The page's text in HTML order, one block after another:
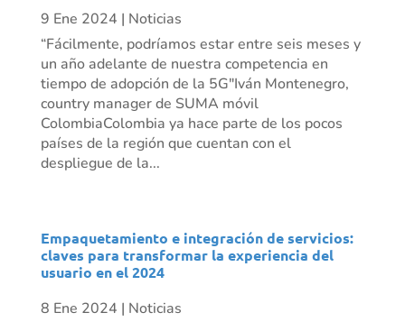
9 Ene 2024 | Noticias
“Fácilmente, podríamos estar entre seis meses y
un año adelante de nuestra competencia en
tiempo de adopción de la 5G"Iván Montenegro,
country manager de SUMA móvil
ColombiaColombia ya hace parte de los pocos
países de la región que cuentan con el
despliegue de la...
Empaquetamiento e integración de servicios:
claves para transformar la experiencia del
usuario en el 2024
8 Ene 2024 | Noticias